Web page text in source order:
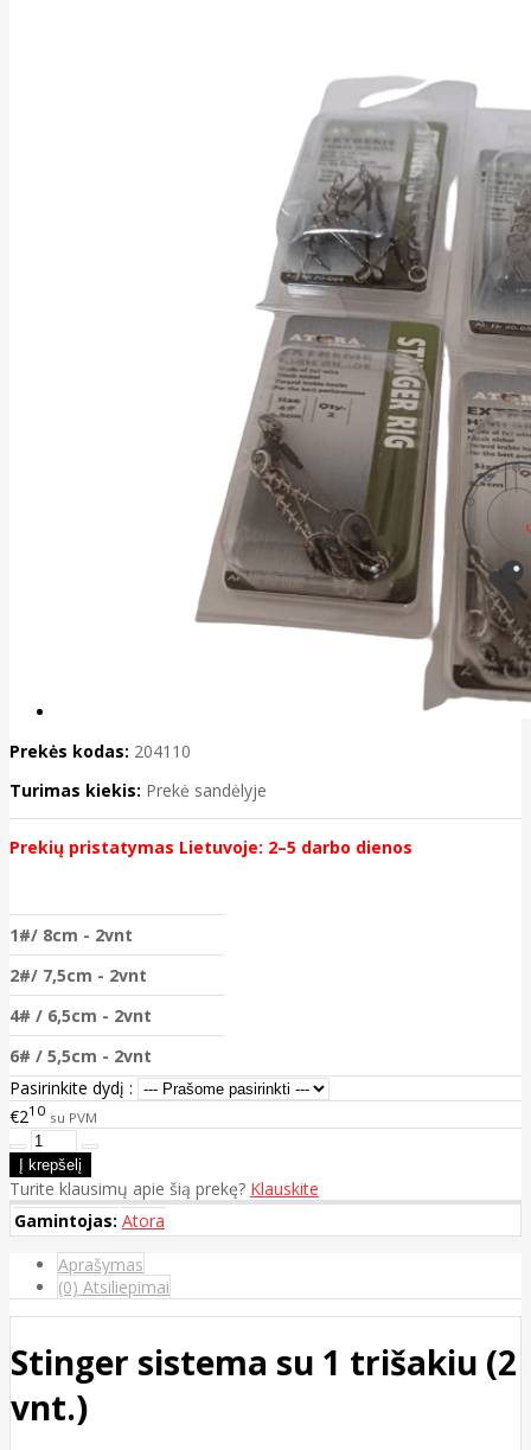
Prekės kodas: 204110
Turimas kiekis: Prekė sandėlyje
Prekių pristatymas Lietuvoje: 2–5 darbo dienos
1#/ 8cm - 2vnt
2#/ 7,5cm - 2vnt
4# / 6,5cm - 2vnt
6# / 5,5cm - 2vnt
Pasirinkite dydį :
€210 su PVM
Turite klausimų apie šią prekę? Klauskite
Gamintojas: Atora
Aprašymas
(0) Atsiliepimai
Stinger sistema su 1 trišakiu (2
vnt.)